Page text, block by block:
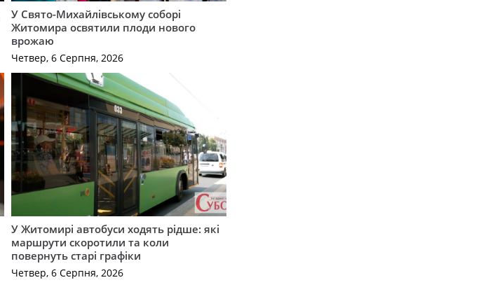
У Свято-Михайлівському соборі
Житомира освятили плоди нового
врожаю
Четвер, 6 Серпня, 2026
У Житомирі автобуси ходять рідше: які
маршрути скоротили та коли
повернуть старі графіки
Четвер, 6 Серпня, 2026